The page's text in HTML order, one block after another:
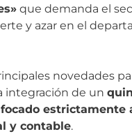
que demanda el
y azar en el
novedades
integración de un
estrictamente
y contable.